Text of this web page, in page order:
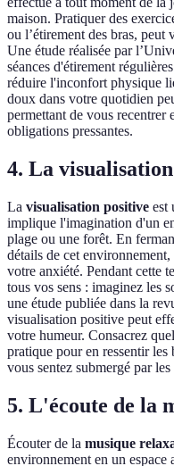
maison. Pratiquer des
ou l’étirement des bras, peut
Une étude réalisée par
séances d'étirement
réduire l'inconfort physique
doux dans votre quotidien
permettant de vous recentrer
obligations pressantes.
4. La
La visualisation positive est
implique l'imagination d'un
plage ou une forêt. En
détails de cet
votre anxiété. Pendant cette
tous vos sens : imaginez les
une étude publiée dans la
visualisation positive peut
votre humeur. Consacrez
pratique pour en ressentir
vous sentez submergé par
5. L'écoute de la
Écouter de la musique
environnement en un espace